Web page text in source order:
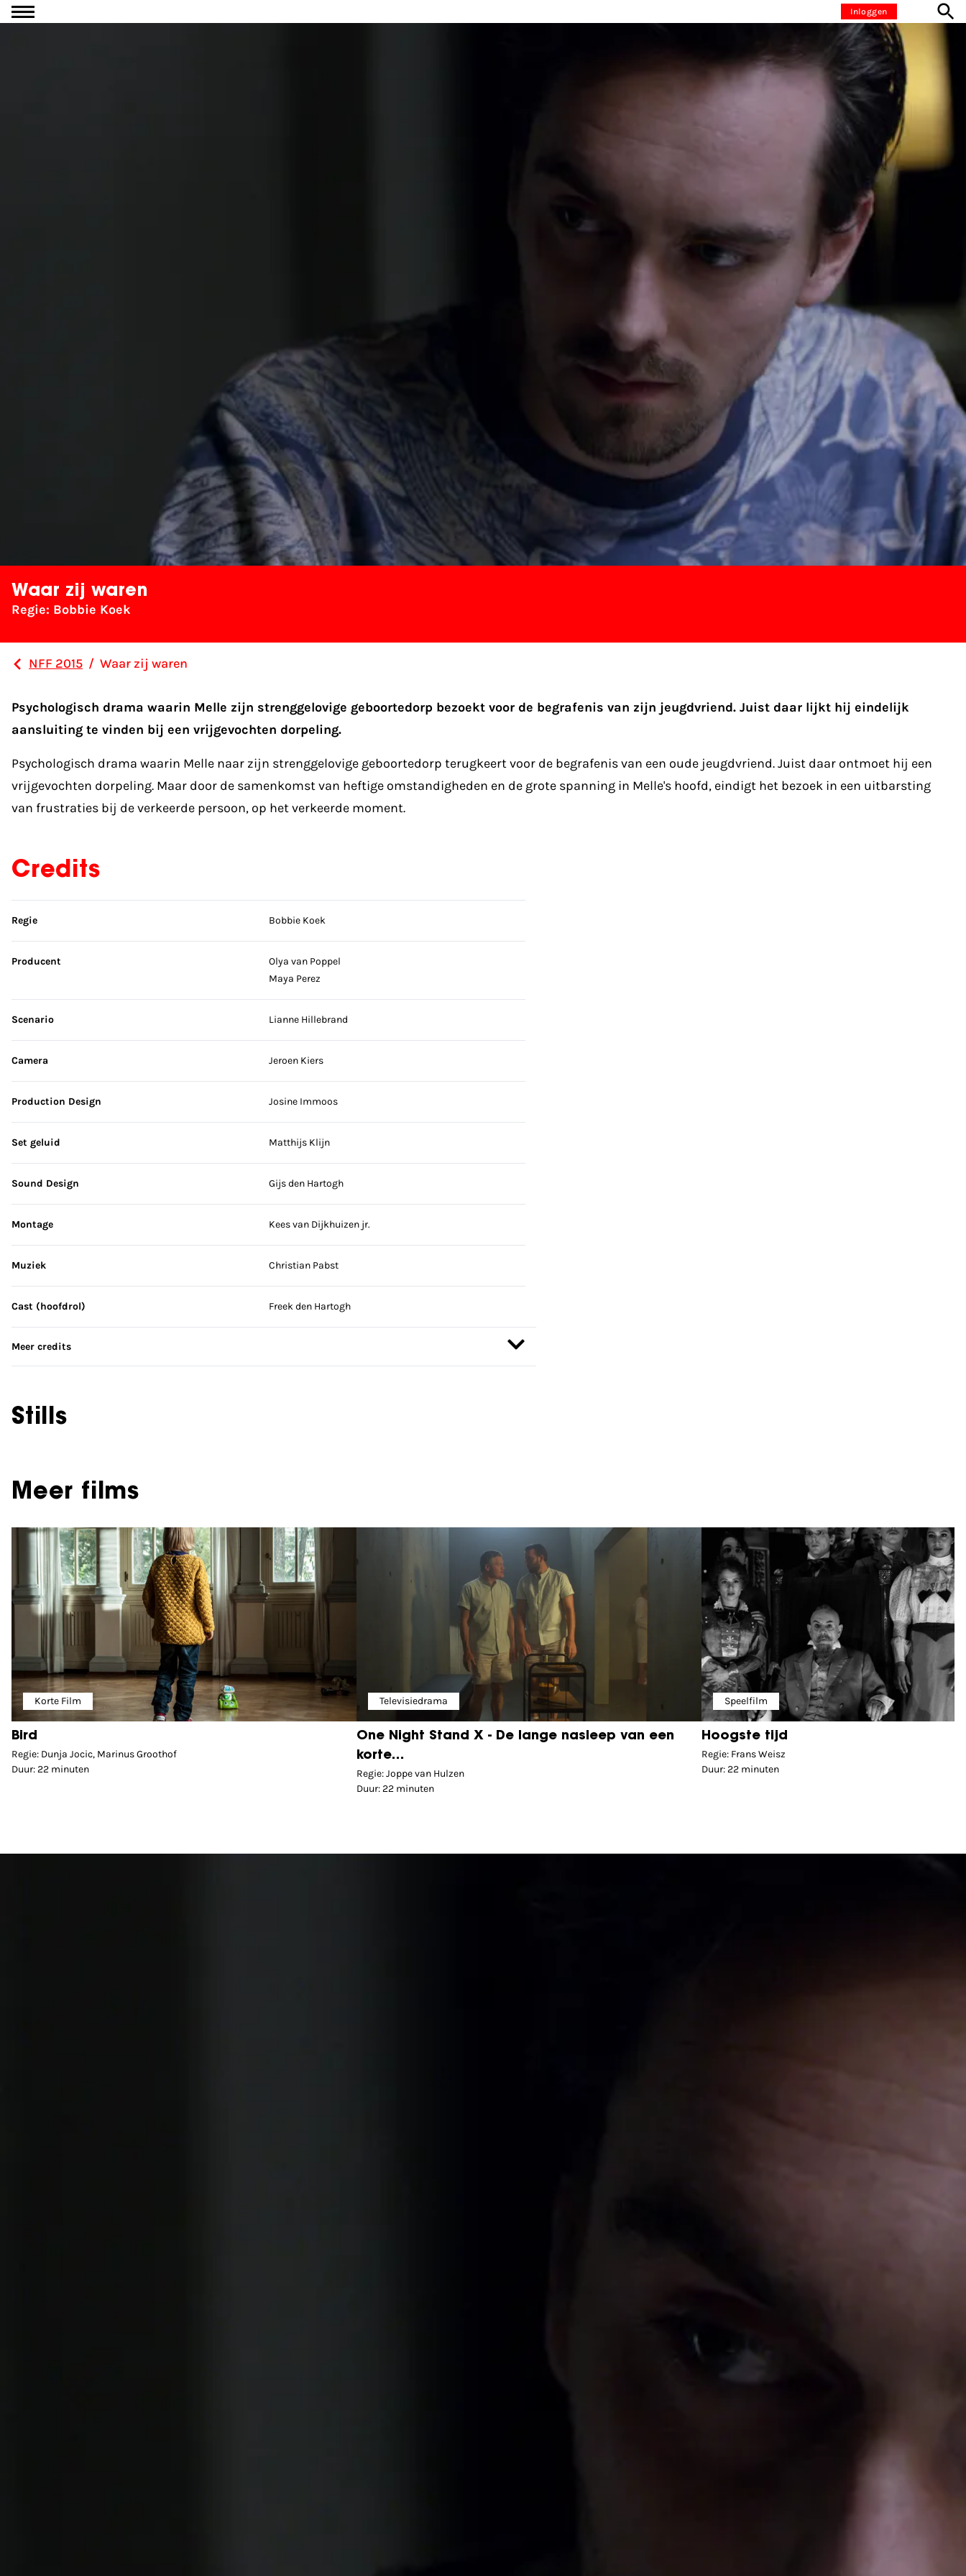
Ga naar inhoud Inloggen
Waar zij waren
Regie: Bobbie Koek
NFF 2015 / Waar zij waren
Psychologisch drama waarin Melle zijn strenggelovige geboortedorp bezoekt voor de begrafenis van zijn jeugdvriend. Juist daar lijkt hij eindelijk
aansluiting te vinden bij een vrijgevochten dorpeling.
Psychologisch drama waarin Melle naar zijn strenggelovige geboortedorp terugkeert voor de begrafenis van een oude jeugdvriend. Juist daar ontmoet hij een
vrijgevochten dorpeling. Maar door de samenkomst van heftige omstandigheden en de grote spanning in Melle's hoofd, eindigt het bezoek in een uitbarsting
van frustraties bij de verkeerde persoon, op het verkeerde moment.
Credits
Sla credits over
Regie Bobbie Koek
Producent
Olya van Poppel
Maya Perez
Scenario Lianne Hillebrand
Camera Jeroen Kiers
Production Design Josine Immoos
Set geluid Matthijs Klijn
Sound Design Gijs den Hartogh
Montage Kees van Dijkhuizen jr.
Muziek Christian Pabst
Cast (hoofdrol) Freek den Hartogh
Meer credits
Stills
Meer films
Korte Film
Bird
Regie: Dunja Jocic, Marinus Groothof
Duur: 22 minuten
Televisiedrama
One Night Stand X - De lange nasleep van een
korte…
Regie: Joppe van Hulzen
Duur: 22 minuten
Speelfilm
Hoogste tijd
Regie: Frans Weisz
Duur: 22 minuten